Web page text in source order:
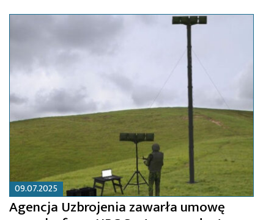
09.07.2025
Agencja Uzbrojenia zawarła umowę